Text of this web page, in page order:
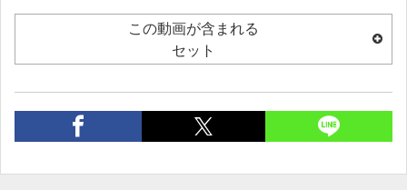
この動画が含まれる
セット